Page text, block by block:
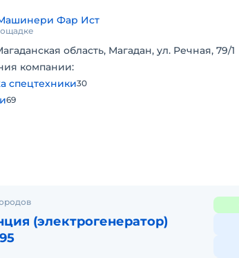
Фар Ист
область, Магадан, ул. Речная, 79/1
компании:
спецтехники30
69
(электрогенератор)